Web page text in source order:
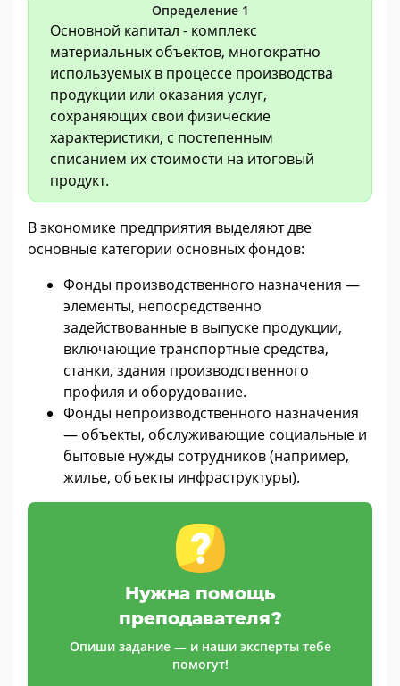
Определение 1
Основной капитал - комплекс
материальных объектов, многократно
используемых в процессе производства
продукции или оказания услуг,
сохраняющих свои физические
характеристики, с постепенным
списанием их стоимости на итоговый
продукт.
В экономике предприятия выделяют две
основные категории основных фондов:
Фонды производственного назначения —
элементы, непосредственно
задействованные в выпуске продукции,
включающие транспортные средства,
станки, здания производственного
профиля и оборудование.
Фонды непроизводственного назначения
— объекты, обслуживающие социальные и
бытовые нужды сотрудников (например,
жилье, объекты инфраструктуры).
Нужна помощь
преподавателя?
Опиши задание — и наши эксперты тебе
помогут!